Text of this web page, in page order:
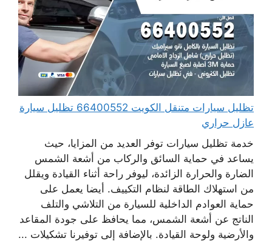
تظليل سيارات متنقل الكويت 66400552 تظليل سيارة
عازل حراري
خدمة تظليل سيارات توفر العديد من المزايا، حيث
يساعد في حماية السائق والركاب من أشعة الشمس
الضارة والحرارة الزائدة، ليوفر راحة أثناء القيادة ويقلل
من استهلاك الطاقة لنظام التكييف. أيضا يعمل على
حماية العوادم الداخلية للسيارة من التلاشي والتلف
الناتج عن أشعة الشمس، مما يحافظ على جودة المقاعد
والأرضية ولوحة القيادة. بالإضافة إلى توفيرنا تشكيلات ...